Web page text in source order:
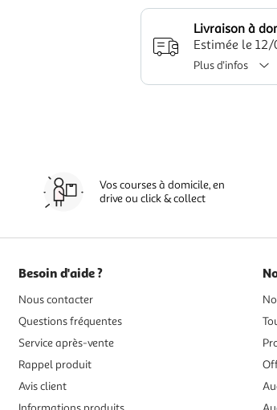
Livraison à
Estimée le
Plus d'infos
Vos courses à domicile, en
drive ou click & collect
Besoin d'aide ?
Nous contacter
Questions fréquentes
Service après-vente
Rappel produit
Avis client